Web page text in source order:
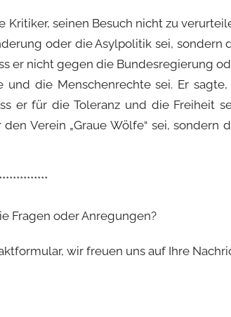
seinen Besuch nicht zu
oder die Asylpolitik sei, sondern
er nicht gegen die Bundesregierung
und die Menschenrechte sei. Er
er für die Toleranz und die Freiheit
Verein „Graue Wölfe“ sei, sondern
Fragen oder Anregungen?
wir freuen uns auf Ihre